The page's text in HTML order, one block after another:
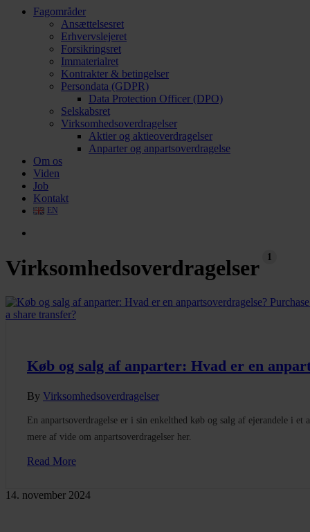
search
Menu
Fagområder
Ansættelsesret
Erhvervslejeret
Forsikringsret
Immaterialret
Kontrakter & betingelser
Persondata (GDPR)
Data Protection Officer (DPO)
Selskabsret
Virksomhedsoverdragelser
Aktier og aktieoverdragelser
Anparter og anpartsoverdragelse
Om os
Viden
Job
Kontakt
EN
Virksomhedsoverdragelser 1
Køb og salg af anparter: Hvad er en
By Virksomhedsoverdragelser
En anpartsoverdragelse er i sin enkelthed køb og salg af ejerandele i et
mere af vide om anpartsoverdragelser her.
Read More
14. november 2024